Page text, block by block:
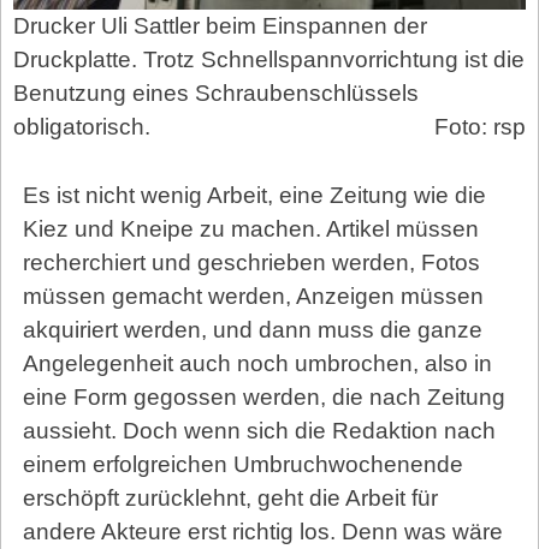
Drucker Uli Sattler beim Einspannen der
Druckplatte. Trotz Schnellspannvorrichtung ist die
Benutzung eines Schraubenschlüssels
obligatorisch.
Foto: rsp
Es ist nicht wenig Arbeit, eine Zeitung wie die
Kiez und Kneipe zu machen. Artikel müssen
recherchiert und geschrieben werden, Fotos
müssen gemacht werden, Anzeigen müssen
akquiriert werden, und dann muss die ganze
Angelegenheit auch noch umbrochen, also in
eine Form gegossen werden, die nach Zeitung
aussieht. Doch wenn sich die Redaktion nach
einem erfolgreichen Umbruchwochenende
erschöpft zurücklehnt, geht die Arbeit für
andere Akteure erst richtig los. Denn was wäre